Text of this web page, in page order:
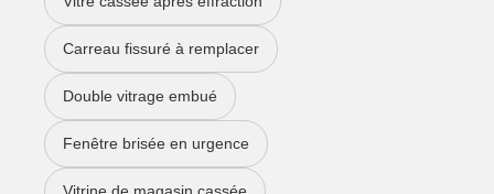
Carreau fissuré à remplacer
Double vitrage embué
Fenêtre brisée en urgence